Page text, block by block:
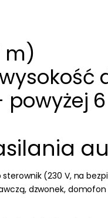
m)
sterownik(230 V, na
dzwonek,